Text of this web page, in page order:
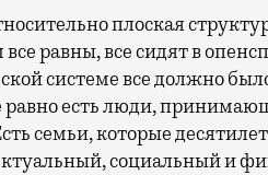
плоская
равны, все сидят в
системе все должно
равно есть люди,
семьи, которые
социальный и